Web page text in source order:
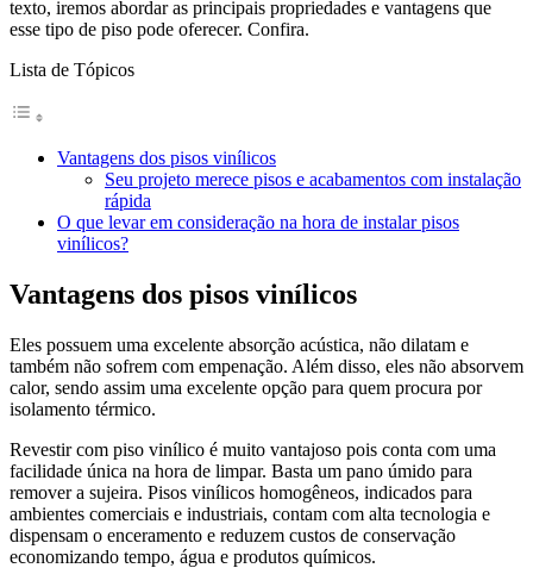
texto, iremos abordar as principais propriedades e vantagens que
esse tipo de piso pode oferecer. Confira.
Lista de Tópicos
Vantagens dos pisos vinílicos
Seu projeto merece pisos e acabamentos com instalação
rápida
O que levar em consideração na hora de instalar pisos
vinílicos?
Vantagens dos pisos vinílicos
Eles possuem uma excelente absorção acústica, não dilatam e
também não sofrem com empenação. Além disso, eles não absorvem
calor, sendo assim uma excelente opção para quem procura por
isolamento térmico.
Revestir com piso vinílico é muito vantajoso pois conta com uma
facilidade única na hora de limpar. Basta um pano úmido para
remover a sujeira. Pisos vinílicos homogêneos, indicados para
ambientes comerciais e industriais, contam com alta tecnologia e
dispensam o enceramento e reduzem custos de conservação
economizando tempo, água e produtos químicos.